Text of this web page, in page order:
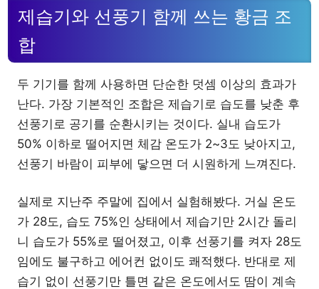
제습기와 선풍기 함께 쓰는 황금 조
합
두 기기를 함께 사용하면 단순한 덧셈 이상의 효과가
난다. 가장 기본적인 조합은 제습기로 습도를 낮춘 후
선풍기로 공기를 순환시키는 것이다. 실내 습도가
50% 이하로 떨어지면 체감 온도가 2~3도 낮아지고,
선풍기 바람이 피부에 닿으면 더 시원하게 느껴진다.
실제로 지난주 주말에 집에서 실험해봤다. 거실 온도
가 28도, 습도 75%인 상태에서 제습기만 2시간 돌리
니 습도가 55%로 떨어졌고, 이후 선풍기를 켜자 28도
임에도 불구하고 에어컨 없이도 쾌적했다. 반대로 제
습기 없이 선풍기만 틀면 같은 온도에서도 땀이 계속